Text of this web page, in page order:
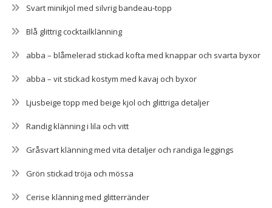
Svart minikjol med silvrig bandeau-topp
Blå glittrig cocktailklänning
abba – blåmelerad stickad kofta med knappar och svarta byxor
abba – vit stickad kostym med kavaj och byxor
Ljusbeige topp med beige kjol och glittriga detaljer
Randig klänning i lila och vitt
Gråsvart klänning med vita detaljer och randiga leggings
Grön stickad tröja och mössa
Cerise klänning med glitterränder